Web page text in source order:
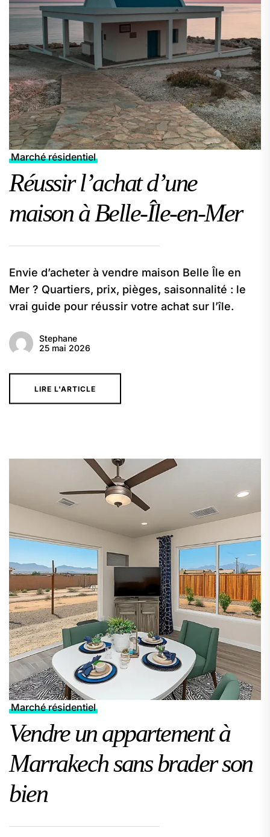
Marché résidentiel
Réussir l’achat d’une
maison à Belle-Île-en-Mer
Envie d’acheter à vendre maison Belle Île en
Mer ? Quartiers, prix, pièges, saisonnalité : le
vrai guide pour réussir votre achat sur l’île.
Stephane
25 mai 2026
LIRE L'ARTICLE
Marché résidentiel
Vendre un appartement à
Marrakech sans brader son
bien